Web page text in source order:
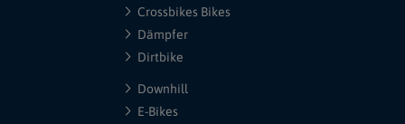
Crossbikes Bikes
Dämpfer
Dirtbike
Downhill
E-Bikes